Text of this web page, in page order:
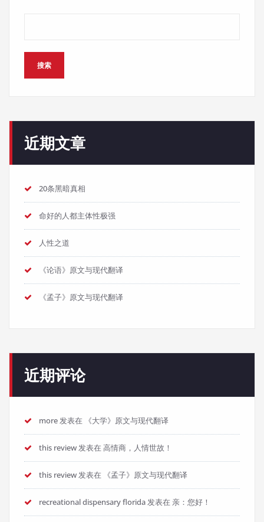
搜索
近期文章
20条黑暗真相
命好的人都主体性极强
人性之道
《论语》原文与现代翻译
《孟子》原文与现代翻译
近期评论
more发表在 《大学》原文与现代翻译
this review发表在 高情商，人情世故！
this review发表在 《孟子》原文与现代翻译
recreational dispensary florida发表在 亲：您好！